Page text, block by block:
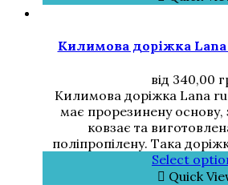
Килимова доріжка Lana
від 340,00
Килимова доріжка Lana
має прорезинену основу,
ковзає та
поліпропілену. Така
Select
Quick